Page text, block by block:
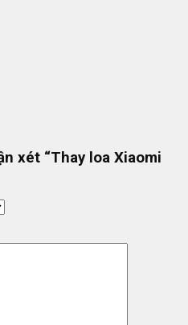
xét “Thay loa Xiaomi